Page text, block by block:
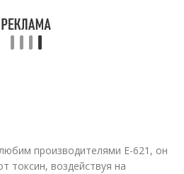
производителями Е-621, он
токсин, воздействуя на